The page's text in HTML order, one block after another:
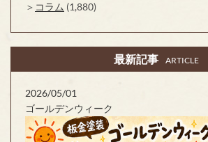
コラム (1,880)
最新記事 ARTICLE
2026/05/01
ゴールデンウィーク